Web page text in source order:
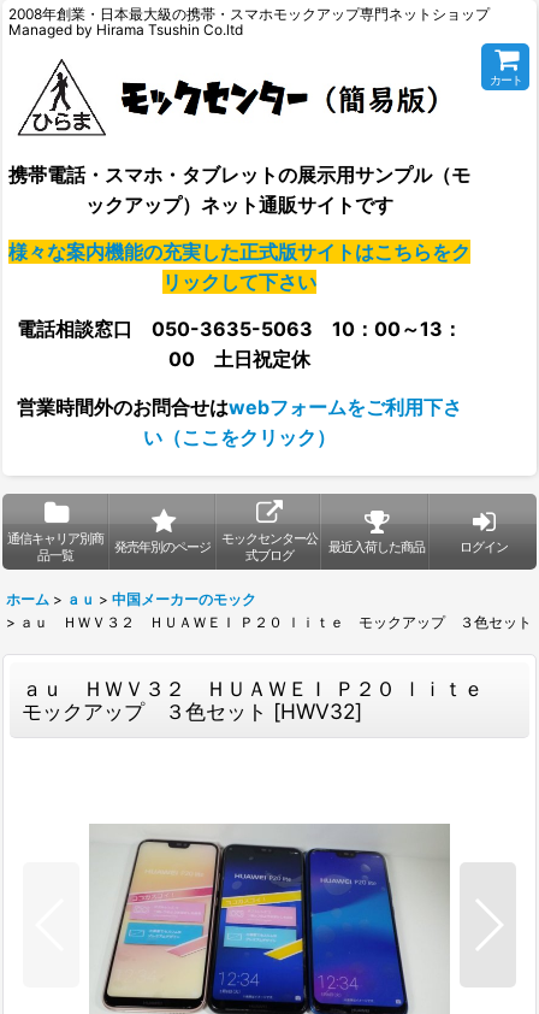
2008年創業・日本最大級の携帯・スマホモックアップ専門ネットショップ
Managed by Hirama Tsushin Co.ltd
携帯電話・スマホ・タブレットの展示用サンプル（モ
ックアップ）ネット通販サイトです
様々な案内機能の充実した正式版サイトはこちらをク
リックして下さい
電話相談窓口 050-3635-5063 10：00～13：
00 土日祝定休
営業時間外のお問合せはwebフォームをご利用下さ
い（ここをクリック）
カート
通信キャリア別商
品一覧
発売年別のページ
モックセンター公
式ブログ
最近入荷した商品 ログイン
ホーム > ａｕ > 中国メーカーのモック
> ａｕ ＨＷＶ３２ ＨＵＡＷＥＩ Ｐ２０ ｌｉｔｅ モックアップ ３色セット
ａｕ ＨＷＶ３２ ＨＵＡＷＥＩ Ｐ２０ ｌｉｔｅ
モックアップ ３色セット [HWV32]